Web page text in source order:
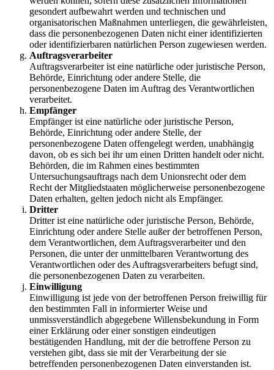
gesondert aufbewahrt werden und technischen und
organisatorischen Maßnahmen unterliegen, die gewährleisten,
dass die personenbezogenen Daten nicht einer identifizierten
oder identifizierbaren natürlichen Person zugewiesen werden.
Auftragsverarbeiter
Auftragsverarbeiter ist eine natürliche oder juristische Person,
Behörde, Einrichtung oder andere Stelle, die
personenbezogene Daten im Auftrag des Verantwortlichen
verarbeitet.
Empfänger
Empfänger ist eine natürliche oder juristische Person,
Behörde, Einrichtung oder andere Stelle, der
personenbezogene Daten offengelegt werden, unabhängig
davon, ob es sich bei ihr um einen Dritten handelt oder nicht.
Behörden, die im Rahmen eines bestimmten
Untersuchungsauftrags nach dem Unionsrecht oder dem
Recht der Mitgliedstaaten möglicherweise personenbezogene
Daten erhalten, gelten jedoch nicht als Empfänger.
Dritter
Dritter ist eine natürliche oder juristische Person, Behörde,
Einrichtung oder andere Stelle außer der betroffenen Person,
dem Verantwortlichen, dem Auftragsverarbeiter und den
Personen, die unter der unmittelbaren Verantwortung des
Verantwortlichen oder des Auftragsverarbeiters befugt sind,
die personenbezogenen Daten zu verarbeiten.
Einwilligung
Einwilligung ist jede von der betroffenen Person freiwillig für
den bestimmten Fall in informierter Weise und
unmissverständlich abgegebene Willensbekundung in Form
einer Erklärung oder einer sonstigen eindeutigen
bestätigenden Handlung, mit der die betroffene Person zu
verstehen gibt, dass sie mit der Verarbeitung der sie
betreffenden personenbezogenen Daten einverstanden ist.